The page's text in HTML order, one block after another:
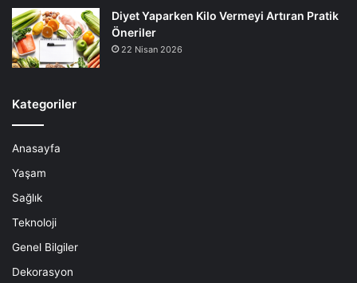
Diyet Yaparken Kilo Vermeyi Artıran Pratik
Öneriler
22 Nisan 2026
Kategoriler
Anasayfa
Yaşam
Sağlık
Teknoloji
Genel Bilgiler
Dekorasyon